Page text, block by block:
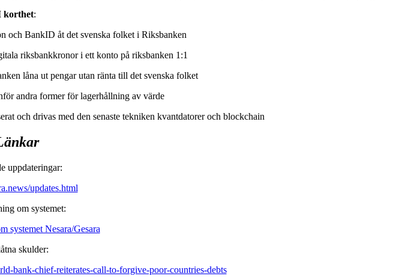
korthet:
och BankID åt det svenska folket i Riksbanken
riksbankkronor i ett konto på riksbanken 1:1
låna ut pengar utan ränta till det svenska folket
andra former för lagerhållning av värde
och drivas med den senaste tekniken kvantdatorer och blockchain
uppdateringar:
updates.html
om systemet:
systemet Nesara/Gesara
skulder:
bank-chief-reiterates-call-to-forgive-poor-countries-debts